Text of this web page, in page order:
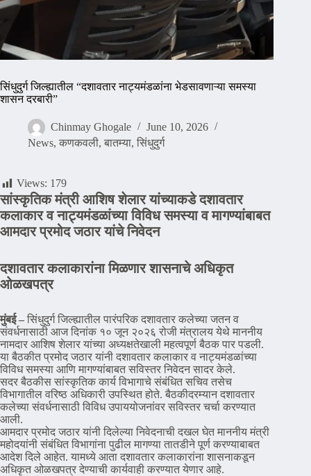
सिंधुदुर्ग जिल्ह्यातील “दशावतार नाट्यमंडळांना भेडसावणाऱ्या समस्या
शासन दरबारी”
Chinmay Ghogale
June 10, 2026
News, कणकवली, बातम्या, सिंधुदुर्ग
Views: 179
सांस्कृतिक मंत्री आशिष शेलार यांच्याकडे दशावतार
कलाकार व नाट्यमंडळांच्या विविध समस्या व मागण्यांबाबत
आमदार प्रमोद जठार यांचे निवेदन
दशावतार कलाकारांना मिळणार शासनाचे अधिकृत
ओळखपत्र
मुंबई – सिंधुदुर्ग जिल्ह्यातील पारंपरिक दशावतार कलेच्या जतन व
संवर्धनासाठी आज दिनांक १० जून २०२६ रोजी मंत्रालय येथे माननीय
नामदार आशिष शेलार यांच्या अध्यक्षतेखाली महत्वपूर्ण बैठक पार पडली.
या बैठकीत प्रमोद जठार यांनी दशावतार कलाकार व नाट्यमंडळांच्या
विविध समस्या आणि मागण्यांबाबत सविस्तर निवेदन सादर केले.
सदर बैठकीस सांस्कृतिक कार्य विभागाचे संबंधित सचिव तसेच
विभागातील वरिष्ठ अधिकारी उपस्थित होते. बैठकीदरम्यान दशावतार
कलेच्या संवर्धनासाठी विविध उपाययोजनांवर सविस्तर चर्चा करण्यात
आली.
आमदार प्रमोद जठार यांनी दिलेल्या निवेदनाची दखल घेत माननीय मंत्री
महोदयांनी संबंधित विभागांना पुढील मागण्या तातडीने पूर्ण करण्याबाबत
आदेश दिले आहेत. यामध्ये आता दशावतार कलाकारांना शासनाकडून
अधिकृत ओळखपत्र देण्याची कार्यवाही करण्यात येणार आहे.